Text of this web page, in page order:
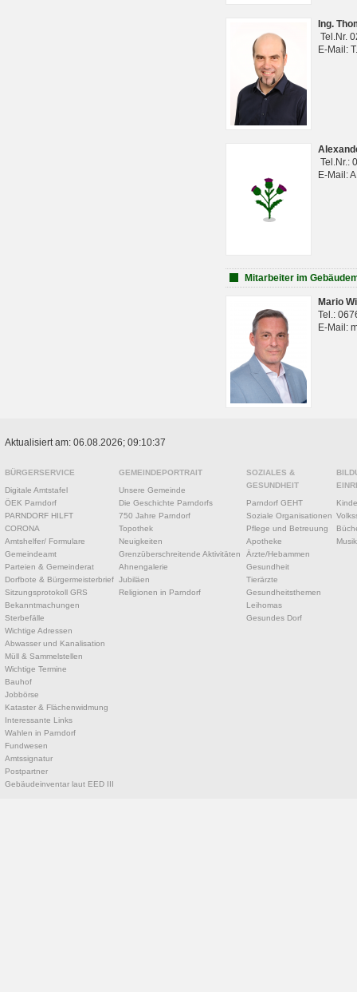
Ing.
Tel.Nr.
E-Mail:
Tel.Nr.:
E-Mail:
Mitarbeiter im
Mario
Tel.:
E-Mail:
Aktualisiert am: 06.08.2026; 09:10:37
BÜRGERSERVICE
Digitale Amtstafel
ÖEK Parndorf
PARNDORF HILFT
CORONA
Amtshelfer/ Formulare
Gemeindeamt
Parteien & Gemeinderat
Dorfbote & Bürgermeisterbrief
Sitzungsprotokoll GRS
Bekanntmachungen
Sterbefälle
Wichtige Adressen
Abwasser und Kanalisation
Müll & Sammelstellen
Wichtige Termine
Bauhof
Jobbörse
Kataster & Flächenwidmung
Interessante Links
Wahlen in Parndorf
Fundwesen
Amtssignatur
Postpartner
Gebäudeinventar laut EED III
GEMEINDEPORTRAIT
Unsere Gemeinde
Die Geschichte Parndorfs
750 Jahre Parndorf
Topothek
Neuigkeiten
Grenzüberschreitende Aktivitäten
Ahnengalerie
Jubiläen
Religionen in Parndorf
SOZIALES &
GESUNDHEIT
Parndorf GEHT
Soziale Organisationen
Pflege und Betreuung
Apotheke
Ärzte/Hebammen
Gesundheit
Tierärzte
Gesundheitsthemen
Leihomas
Gesundes Dorf